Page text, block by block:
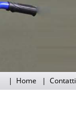
| Home | Contatti